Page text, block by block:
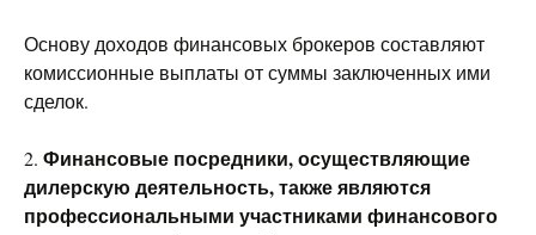
Основу доходов финансовых брокеров составляют
комиссионные выплаты от суммы заключенных ими
сделок.
2. Финансовые посредники, осуществляющие
дилерскую деятельность, также являются
профессиональными участниками финансового